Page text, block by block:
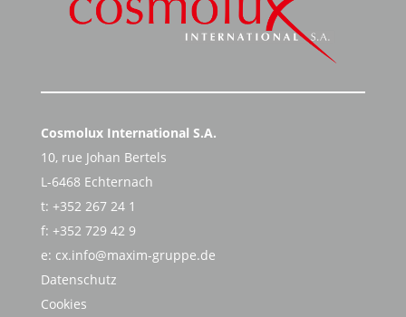
Cosmolux International S.A.
10, rue Johan Bertels
L-6468 Echternach
t: +352 267 24 1
f: +352 729 42 9
e: cx.info@maxim-gruppe.de
Datenschutz
Cookies